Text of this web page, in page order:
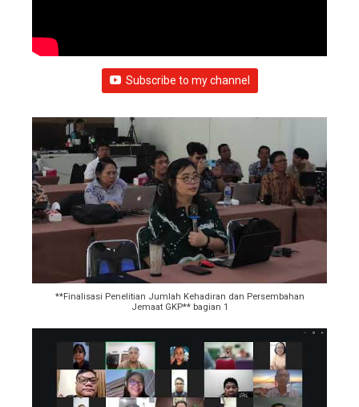
Subscribe to my channel
**Finalisasi Penelitian Jumlah Kehadiran dan Persembahan
Jemaat GKP** bagian 1